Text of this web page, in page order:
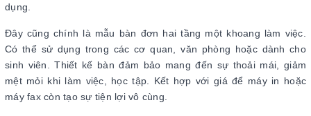
dụng.
Đây cũng chính là mẫu bàn đơn hai tầng một khoang làm việc.
Có thể sử dụng trong các cơ quan, văn phòng hoặc dành cho
sinh viên. Thiết kế bàn đảm bảo mang đến sự thoải mái, giảm
mệt mỏi khi làm việc, học tập. Kết hợp với giá để máy in hoặc
máy fax còn tạo sự tiện lợi vô cùng.